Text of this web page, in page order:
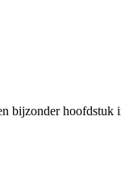
bijzonder hoofdstuk